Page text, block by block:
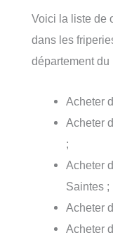
Voici la liste de
dans les
département
Acheter
Acheter
;
Acheter
Saintes ;
Acheter
Acheter